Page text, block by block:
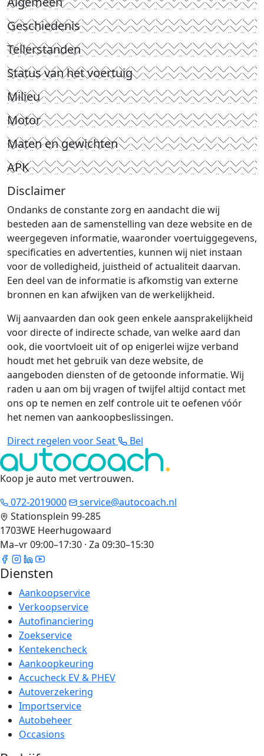
Geschiedenis
Tellerstanden
Status van het voertuig
Milieu
Motor
Maten en gewichten
APK
Disclaimer
Ondanks de constante zorg en aandacht die wij
besteden aan de samenstelling van deze website en de
weergegeven informatie, waaronder voertuiggegevens,
specificaties en advertenties, kunnen wij niet instaan
voor de volledigheid, juistheid of actualiteit daarvan.
Een deel van de informatie is afkomstig van externe
bronnen en kan afwijken van de werkelijkheid.
Wij aanvaarden dan ook geen enkele aansprakelijkheid
voor directe of indirecte schade, van welke aard dan
ook, die voortvloeit uit of op enigerlei wijze verband
houdt met het gebruik van deze website, de
aangeboden diensten of de getoonde informatie. Wij
raden u aan om bij vragen of twijfel altijd contact met
ons op te nemen en zelf controle uit te oefenen vóór
het nemen van aankoopbeslissingen.
Direct regelen voor Seat
Bel
Koop je auto met vertrouwen.
072-2019000
service@autocoach.nl
Stationsplein 99-285
1703WE Heerhugowaard
Ma–vr 09:00–17:30 · Za 09:30–15:30
Diensten
Aankoopservice
Verkoopservice
Autofinanciering
Zoekservice
Kentekencheck
Aankoopkeuring
Accucheck EV & PHEV
Autoverzekering
Importservice
Autobeheer
Occasions